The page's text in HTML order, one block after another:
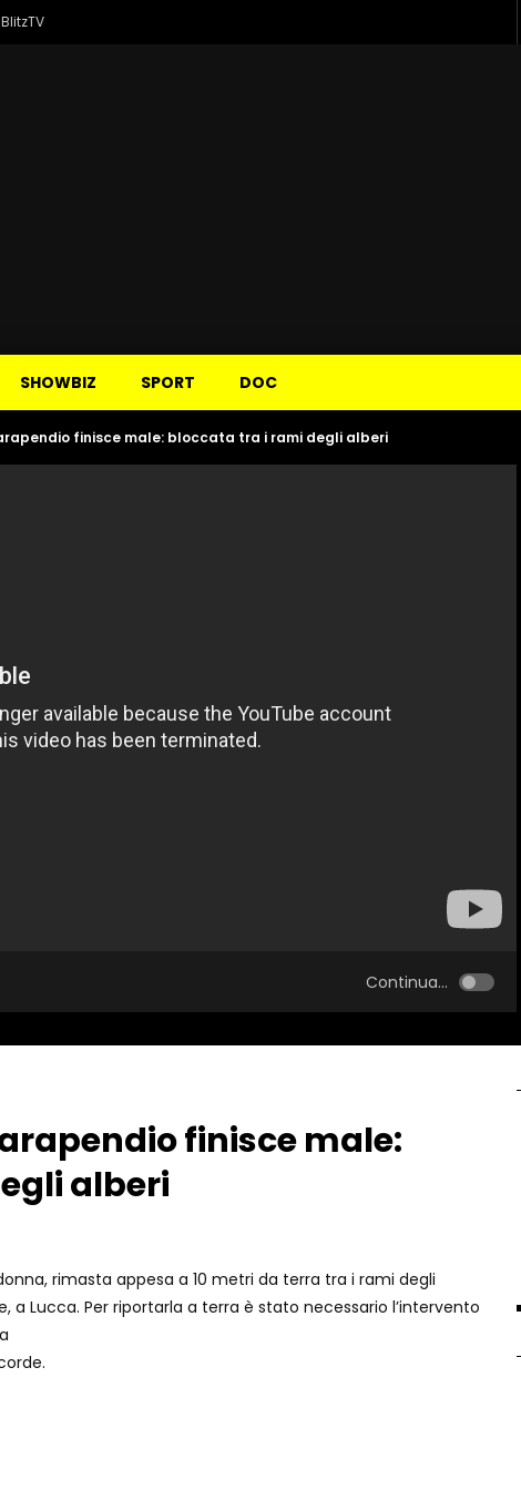
SHOWBIZ SPORT DOC
finisce male: bloccata tra i rami degli alberi
Continua...
finisce male:
alberi
rimasta appesa a 10 metri da terra tra i rami degli
a Lucca. Per riportarla a terra è stato necessario l’intervento